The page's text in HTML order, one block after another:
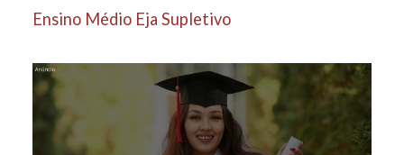
Ensino Médio Eja Supletivo